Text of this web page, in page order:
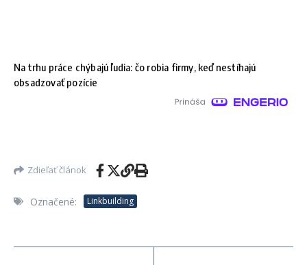
Na trhu práce chýbajú ľudia: čo robia firmy, keď nestíhajú
obsadzovať pozície
Zdieľať článok
Označené: Linkbuilding